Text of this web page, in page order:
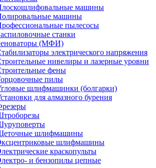
машины
машины
пылесосы
станки
(МФИ)
электрического напряжения
нивелиры и лазерные уровни
фены
пилы
шлифмашинки (болгарки)
для алмазного бурения
шлифмашины
шлифмашины
краскопульты
и бензопилы цепные